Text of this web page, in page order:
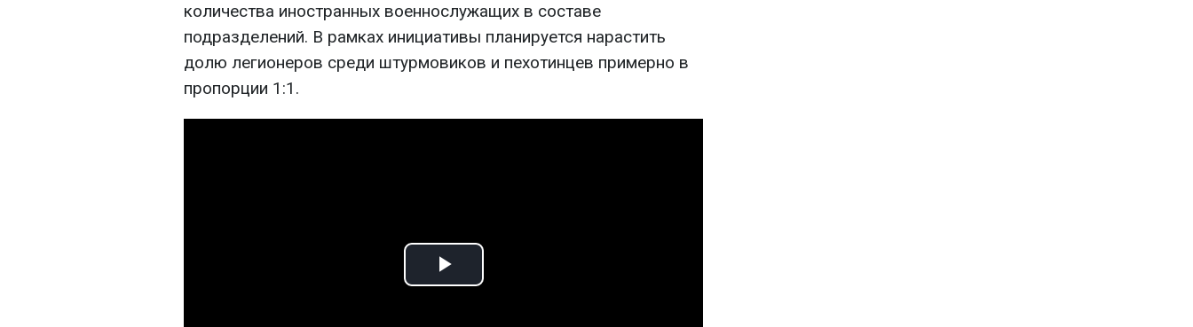
количества иностранных военнослужащих в составе
подразделений. В рамках инициативы планируется нарастить
долю легионеров среди штурмовиков и пехотинцев примерно в
пропорции 1:1.
Play